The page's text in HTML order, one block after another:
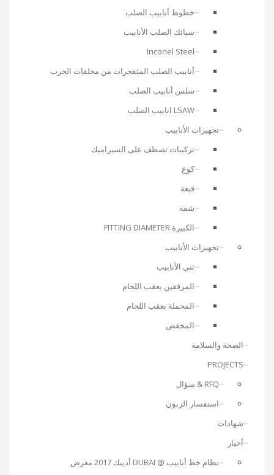
خطوط أنابيب الصلب
سبائك الصلب الأنابيب
Inconel Steel
أنابيب الصلب المتفجرات من مخلفات الحرب
سلس أنابيب الصلب
LSAW انابيب الصلب
تجهيزات الأنابيب
تركيبات تصطف على السيراميك
كوع
قبعة
شفة
الكبيرة FITTING DIAMETER
تجهيزات الأنابيب
ثني الأنابيب
المرفقين بعقب اللحام
المحملة بعقب اللحام
المخفض
الصحة والسلامة
PROJECTS
RFQ & سؤال
استفسار الزبون
شهادات
أخبار
نظام خط أنابيب @ DUBAI أديبك 2017 معرض